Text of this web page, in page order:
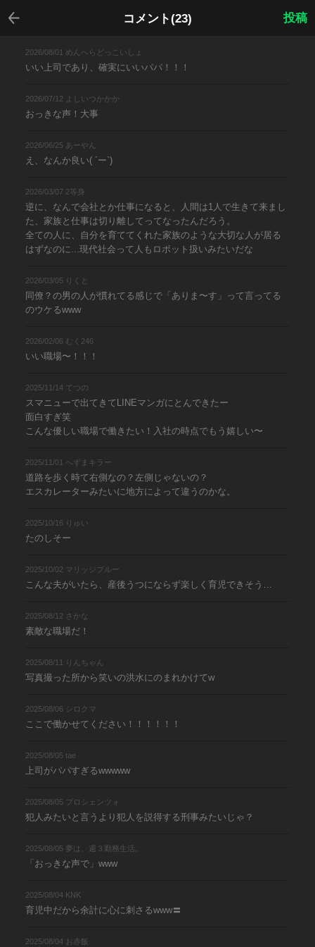
コメント(23)
戻る
投稿
2026/08/01 めんへらどっこいしょ
いい上司であり、確実にいいパパ！！！
2026/07/12 よしいつかかか
おっきな声！大事
2026/06/25 あーやん
え、なんか良い( ´ー`)
2026/03/07 2等身
逆に、なんで会社とか仕事になると、人間は1人で生きて来まし
た、家族と仕事は切り離してってなったんだろう。
全ての人に、自分を育ててくれた家族のような大切な人が居る
はずなのに...現代社会って人もロボット扱いみたいだな
2026/03/05 りくと
同僚？の男の人が慣れてる感じで「ありま〜す」って言ってる
のウケるwww
2026/02/06 むく246
いい職場〜！！！
2025/11/14 てつの
スマニューで出てきてLINEマンガにとんできたー
面白すぎ笑
こんな優しい職場で働きたい！入社の時点でもう嬉しい〜
2025/11/01 へずまキラー
道路を歩く時て右側なの？左側じゃないの？
エスカレーターみたいに地方によって違うのかな。
2025/10/16 りゅい
たのしそー
2025/10/02 マリッジブルー
こんな夫がいたら、産後うつにならず楽しく育児できそう…
2025/08/12 さかな
素敵な職場だ！
2025/08/11 りんちゃん
写真撮った所から笑いの洪水にのまれかけてw
2025/08/06 シロクマ
ここで働かせてください！！！！！！
2025/08/05 tae
上司がパパすぎるwwwww
2025/08/05 プロシェンツォ
犯人みたいと言うより犯人を説得する刑事みたいじゃ？
2025/08/05 夢は、週３勤務生活。
「おっきな声で」www
2025/08/04 KNK
育児中だから余計に心に刺さるwww〓
2025/08/04 お赤飯